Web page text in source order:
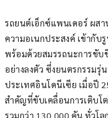
รถยนต์เอ็กซ์แพนเดอร์ ผส
ความอเนกประสงค์ เข้ากั
พร้อมด้วยสมรรถนะการขับ
อย่างลงตัว ซึ่งยนตรกรรมรุ่
ประเทศอินโดนีเซีย เมื่อปี
สำคัญที่ขับเคลื่อนการเติบ
รวมกว่า 130,000 คัน ทั่วโ